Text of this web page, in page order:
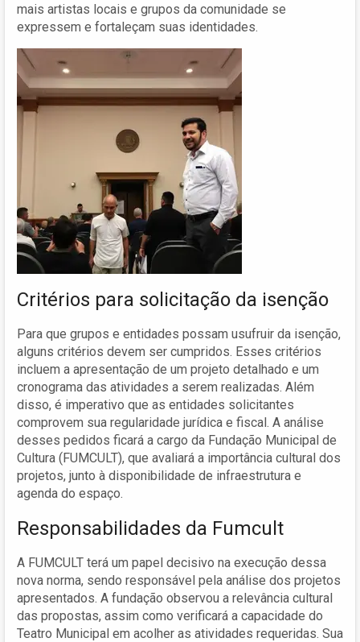
mais artistas locais e grupos da comunidade se
expressem e fortaleçam suas identidades.
Critérios para solicitação da isenção
Para que grupos e entidades possam usufruir da isenção,
alguns critérios devem ser cumpridos. Esses critérios
incluem a apresentação de um projeto detalhado e um
cronograma das atividades a serem realizadas. Além
disso, é imperativo que as entidades solicitantes
comprovem sua regularidade jurídica e fiscal. A análise
desses pedidos ficará a cargo da Fundação Municipal de
Cultura (FUMCULT), que avaliará a importância cultural dos
projetos, junto à disponibilidade de infraestrutura e
agenda do espaço.
Responsabilidades da Fumcult
A FUMCULT terá um papel decisivo na execução dessa
nova norma, sendo responsável pela análise dos projetos
apresentados. A fundação observou a relevância cultural
das propostas, assim como verificará a capacidade do
Teatro Municipal em acolher as atividades requeridas. Sua